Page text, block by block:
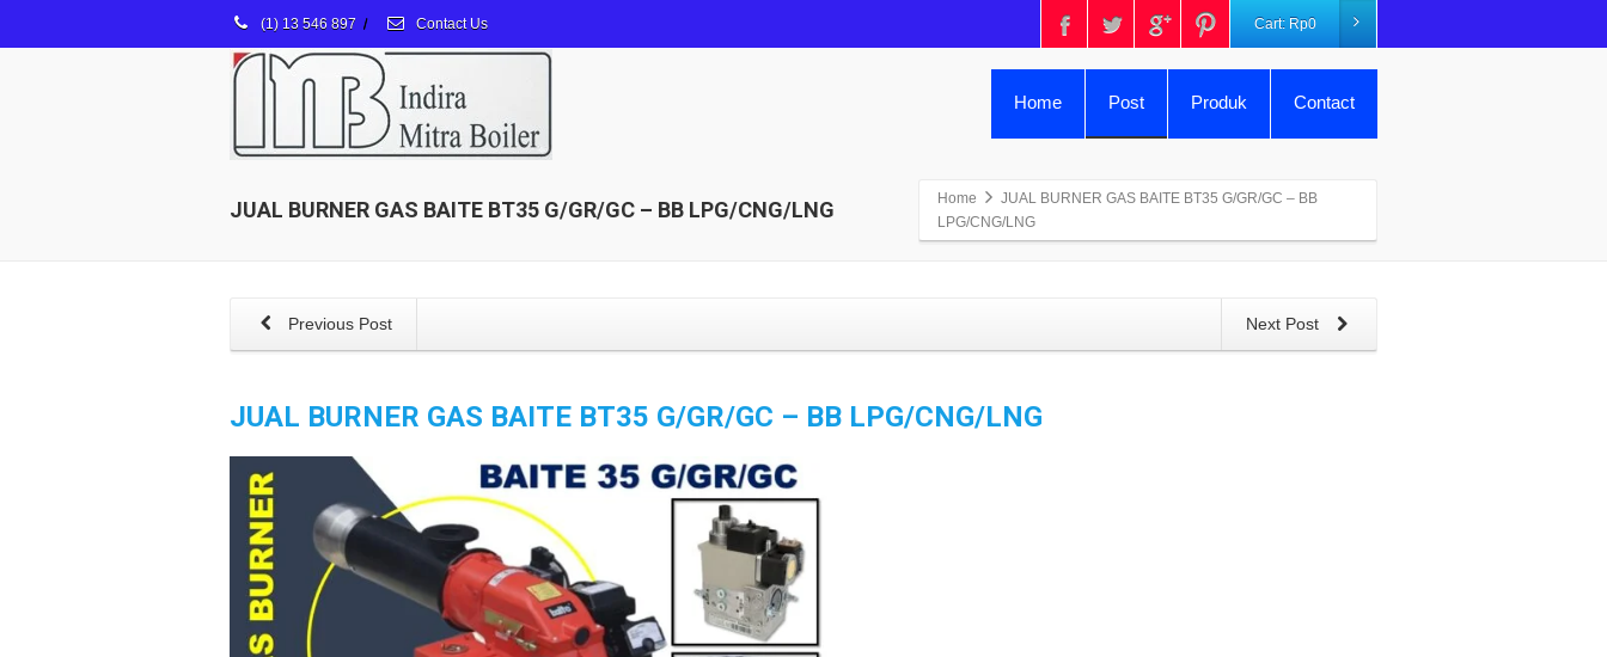
(1) 13 546 897 / Contact Us Cart: Rp0
Home Post Produk Contact
JUAL BURNER GAS BAITE BT35 G/GR/GC – BB LPG/CNG/LNG Home
JUAL BURNER GAS BAITE BT35 G/GR/GC – BB
LPG/CNG/LNG
Next Post
Previous Post
JUAL BURNER GAS BAITE BT35 G/GR/GC – BB LPG/CNG/LNG